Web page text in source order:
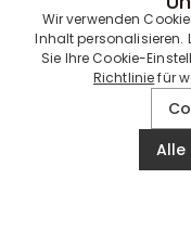
UNSERE LIEFERPARTNER
UNSERE SERVICEGARANTIE
© 2019 - 2026
Wir verwenden
Inhalt personalisieren.
Sie Ihre Cookie-
Richtliniefür
Alle